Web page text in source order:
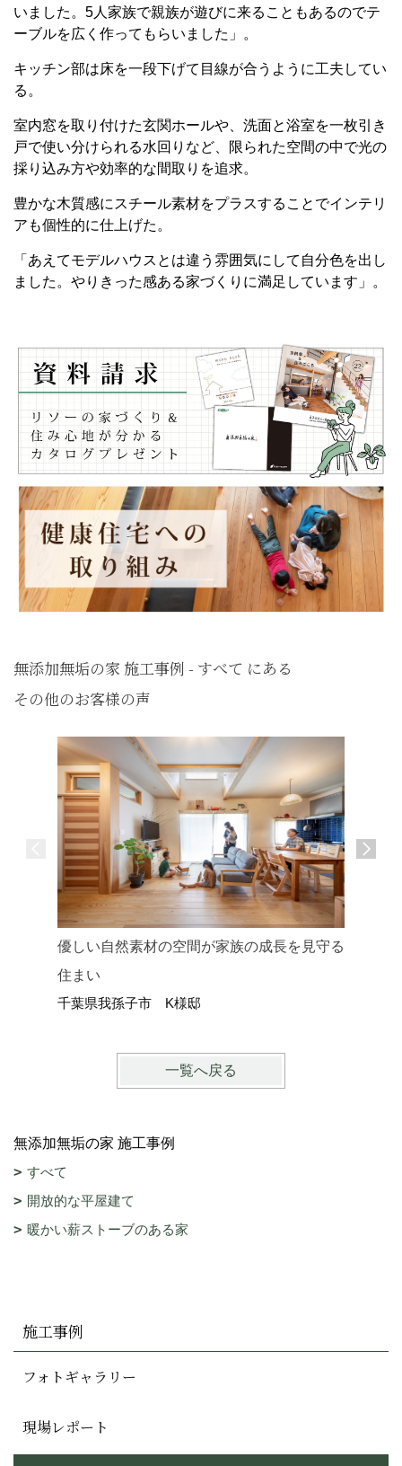
いました。5人家族で親族が遊びに来ることもあるのでテ
ーブルを広く作ってもらいました」。
キッチン部は床を一段下げて目線が合うように工夫してい
る。
室内窓を取り付けた玄関ホールや、洗面と浴室を一枚引き
戸で使い分けられる水回りなど、限られた空間の中で光の
採り込み方や効率的な間取りを追求。
豊かな木質感にスチール素材をプラスすることでインテリ
アも個性的に仕上げた。
「あえてモデルハウスとは違う雰囲気にして自分色を出し
ました。やりきった感ある家づくりに満足しています」。
無添加無垢の家 施工事例 - すべて にある
その他のお客様の声
優しい自然素材の空間が家族の成長を見守る
住まい
千葉県我孫子市 K様邸
一覧へ戻る
無添加無垢の家 施工事例
すべて
開放的な平屋建て
暖かい薪ストーブのある家
施工事例
フォトギャラリー
現場レポート